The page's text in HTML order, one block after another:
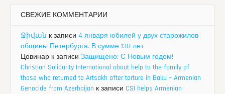
СВЕЖИЕ КОММЕНТАРИИ
Ջիվան к записи 4 января юбилей у двух старожилов
общины Петербурга. В сумме 130 лет
Цовинар к записи Защищено: С Новым годом!
Christian Solidarity International about help to the family of
those who returned to Artsakh after torture in Baku – Armenian
Genocide from Azerbaijan к записи CSI helps Armenian